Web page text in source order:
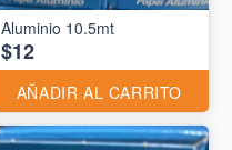
Aluminio 10.5mt
$12
AÑADIR AL CARRITO